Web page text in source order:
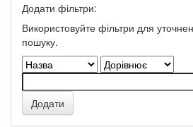
Додати фільтри:
Використовуйте фільтри для
пошуку.